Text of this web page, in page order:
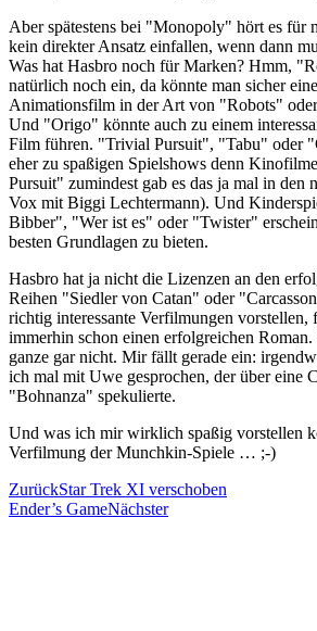
Aber spätestens bei "Monopoly" hört es für
kein direkter Ansatz einfallen, wenn dann
Was hat Hasbro noch für Marken? Hmm,
natürlich noch ein, da könnte man sicher
Animationsfilm in der Art von "Robots"
Und "Origo" könnte auch zu einem
Film führen. "Trivial Pursuit", "Tabu" oder
eher zu spaßigen Spielshows denn
Pursuit" zumindest gab es das ja mal in den
Vox mit Biggi Lechtermann). Und
Bibber", "Wer ist es" oder "Twister"
besten Grundlagen zu bieten.
Hasbro hat ja nicht die Lizenzen an den
Reihen "Siedler von Catan" oder
richtig interessante Verfilmungen vorstellen,
immerhin schon einen erfolgreichen
ganze gar nicht. Mir fällt gerade ein:
ich mal mit Uwe gesprochen, der über eine
"Bohnanza" spekulierte.
Und was ich mir wirklich spaßig vorstellen
Verfilmung der Munchkin-Spiele … ;-)
ZurückStar Trek XI verschoben
Ender’s GameNächster